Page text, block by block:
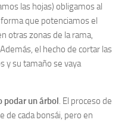
las hojas) obligamos al
que potenciamos el
otras zonas de la rama,
el hecho de cortar las
y su tamaño se vaya
podar un árbol. El proceso de
de cada bonsái, pero en